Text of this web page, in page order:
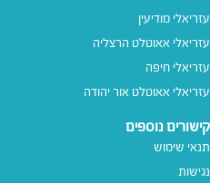
עזריאלי מודיעין
עזריאלי אאוטלט הרצליה
עזריאלי חיפה
עזריאלי אאוטלט אור יהודה
קישורים נוספים
תנאי שימוש
נגישות